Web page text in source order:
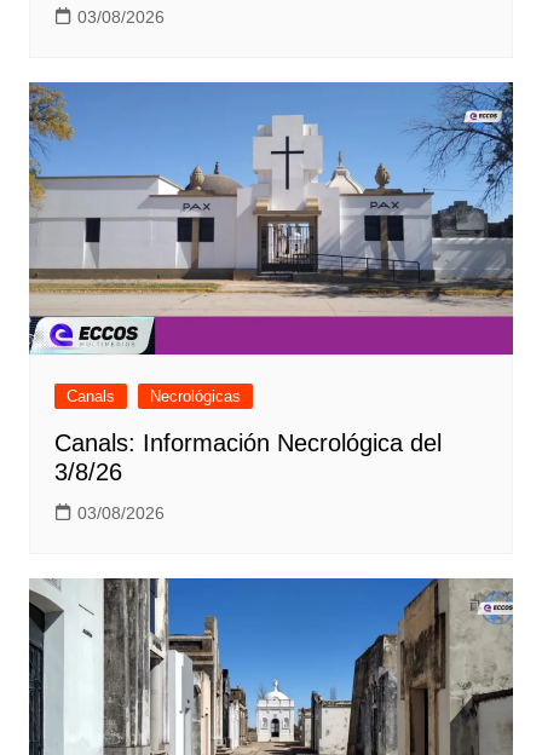
03/08/2026
Canals Necrológicas
Canals: Información Necrológica del
3/8/26
03/08/2026